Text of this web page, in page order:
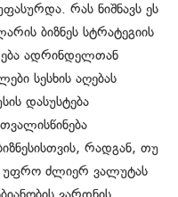
რას ნიშნავს ეს
ბიზნეს სტრატეგიის
ადრინდელთან
სესხის აღებას
დასუსტება
რადგან, თუ
უფრო ძლიერ ვალუტას